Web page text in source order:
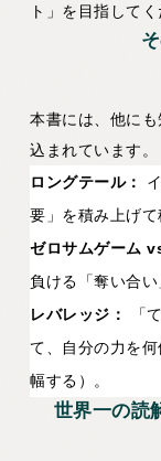
ト」を目指してく
本書には、他に
込まれています。
ロングテール：
要」を積み上げ
ゼロサムゲーム
負ける「奪い合
レバレッジ：
「
て、自分の力を
幅する）。
世界一の読